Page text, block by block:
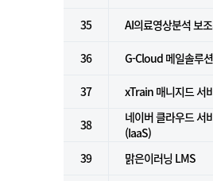
35 AI의료영상분석 보
36 G-Cloud 메일솔루
37 xTrain 매니지드 서
38
네이버 클라우드 서
(IaaS)
39
맑은이러닝 LMS